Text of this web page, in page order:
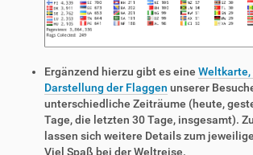
Ergänzend hierzu gibt es eine
Darstellung der Flaggen unserer
unterschiedliche Zeiträume (heute,
Tage, die letzten 30 Tage, insgesamt).
lassen sich weitere Details zum
Viel Spaß bei der Weltreise.